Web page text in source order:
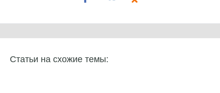
Статьи на схожие темы: